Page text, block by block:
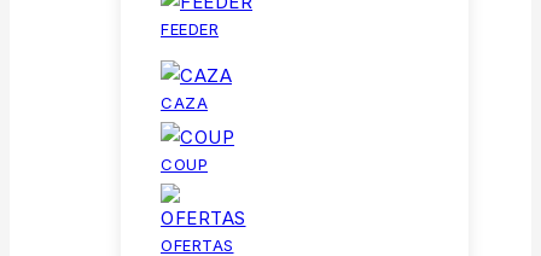
FEEDER
CAZA
COUP
OFERTAS